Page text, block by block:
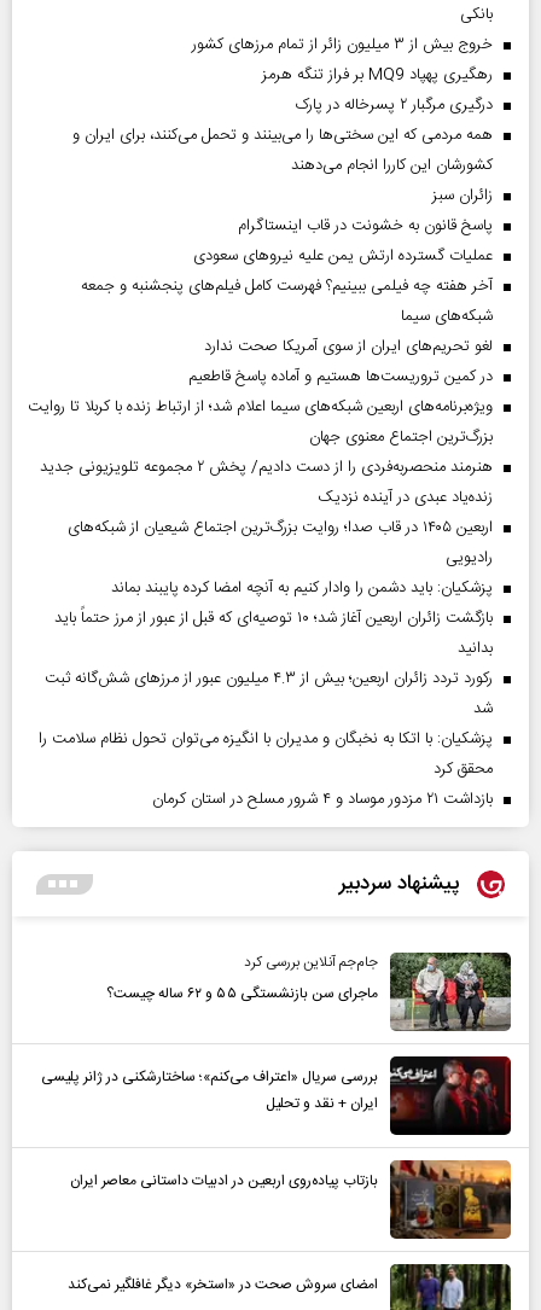
بانکی
خروج بیش از ۳ میلیون زائر از تمام مرز‌های کشور
رهگیری پهپاد MQ9 بر فراز تنگه هرمز
درگیری مرگبار ۲ پسرخاله در پارک
همه مردمی که این سختی‌ها را می‌بینند و تحمل می‌کنند، برای ایران و
کشورشان این کاررا انجام می‌دهند
‌زائران سبز
پاسخ قانون به خشونت در قاب اینستاگرام
عملیات گسترده ارتش یمن علیه نیروهای سعودی
آخر هفته چه فیلمی ببینیم؟ فهرست کامل فیلم‌های پنجشنبه و جمعه
شبکه‌های سیما
لغو تحریم‌های ایران از سوی آمریکا صحت ندارد
در کمین تروریست‌ها هستیم و آماده پاسخ قاطعیم
ویژه‌برنامه‌های اربعین شبکه‌های سیما اعلام شد؛ از ارتباط زنده با کربلا تا روایت
بزرگ‌ترین اجتماع معنوی جهان
هنرمند منحصر‌به‌فردی را از دست دادیم/ پخش ۲ مجموعه تلویزیونی جدید
زنده‌یاد عبدی در آینده نزدیک
اربعین ۱۴۰۵ در قاب صدا؛ روایت بزرگ‌ترین اجتماع شیعیان از شبکه‌های
رادیویی
پزشکیان: باید دشمن را وادار کنیم به آنچه امضا کرده پایبند بماند
بازگشت زائران اربعین آغاز شد؛ ۱۰ توصیه‌ای که قبل از عبور از مرز حتماً باید
بدانید
رکورد تردد زائران اربعین؛ بیش از ۴.۳ میلیون عبور از مرزهای شش‌گانه ثبت
شد
پزشکیان: با اتکا به نخبگان و مدیران با انگیزه می‌توان تحول نظام سلامت را
محقق کرد
بازداشت ۲۱ مزدور موساد و ۴ شرور مسلح در استان کرمان
پیشنهاد سردبیر
جام‌جم آنلاین بررسی کرد
ماجرای سن بازنشستگی ۵۵ و ۶۲ ساله چیست؟
بررسی سریال «اعتراف می‌کنم»؛ ساختارشکنی در ژانر پلیسی
ایران + نقد و تحلیل
بازتاب پیاده‌روی اربعین در ادبیات داستانی معاصر ایران
امضای سروش صحت در «استخر» دیگر غافلگیر نمی‌کند